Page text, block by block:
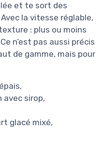
et te sort des
la vitesse réglable,
: plus ou moins
n’est pas aussi précis
de gamme, mais pour
avec sirop,
glacé mixé,